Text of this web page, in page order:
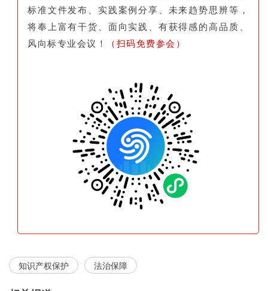
标准文件发布、实践案例分享、未来趋势思辨等，
将奉上富有干货、面向实践、有获得感的高品质、
风向标专业会议！
（扫码免费参会）
知识产权保护 法治保障